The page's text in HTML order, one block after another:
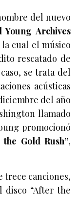
del nuevo
Young Archives
la cual el músico
rescatado de
se trata del
acústicas
del año
llamado
promocionó
the Gold Rush”,
canciones,
disco “After the